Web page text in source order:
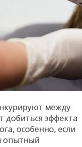
между
добиться эффекта
особенно, если
опытный